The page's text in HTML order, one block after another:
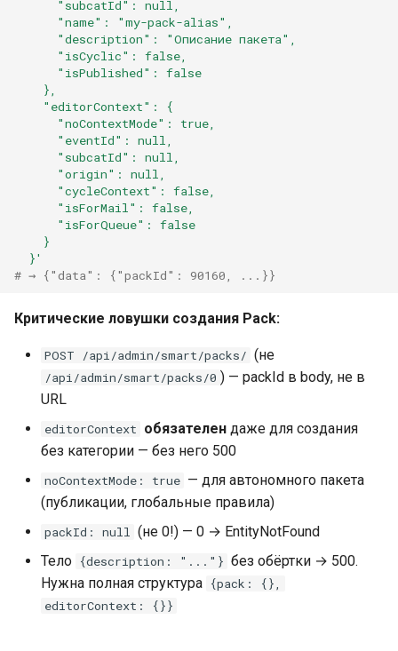
Lua в смарт-скриптах
Python в смарт-скриптах
NLP API в скриптах
Провайдер CalDAV
Паттерны и примеры
FAQ — CalDAV
Exchange — диагностика
синхронизации
Календарь — решение
проблем
Ресурсы — настройка
Ресурсы и планировщик
Социальная сеть
      "subcatId": null,
      "name": "my-pack-alias",
      "description": "Описание пакета",
      "isCyclic": false,
      "isPublished": false
    },
    "editorContext": {
      "noContextMode": true,
      "eventId": null,
      "subcatId": null,
      "origin": null,
      "cycleContext": false,
      "isForMail": false,
      "isForQueue": false
    }
  }'
# → {"data": {"packId": 90160, ...}}
Критические ловушки создания Pack:
POST /api/admin/smart/packs/ (не
/api/admin/smart/packs/0 ) — packId в body, не в
URL
editorContext обязателен даже для создания
без категории — без него 500
noContextMode: true — для автономного пакета
(публикации, глобальные правила)
packId: null (не 0!) — 0 → EntityNotFound
Тело {description: "..."} без обёртки → 500.
Нужна полная структура {pack: {},
editorContext: {}}